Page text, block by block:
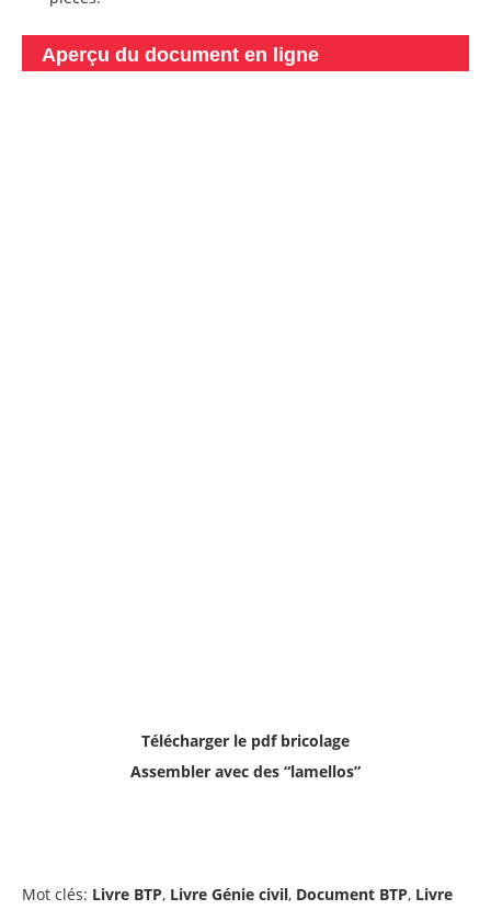
Aperçu du document en ligne
Télécharger le pdf bricolage
Assembler avec des “lamellos”
Mot clés: Livre BTP, Livre Génie civil, Document BTP, Livre